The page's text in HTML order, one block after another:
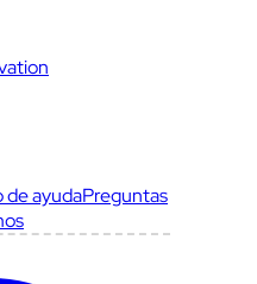
ayudaPreguntas